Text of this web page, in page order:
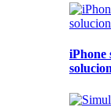
iPhone